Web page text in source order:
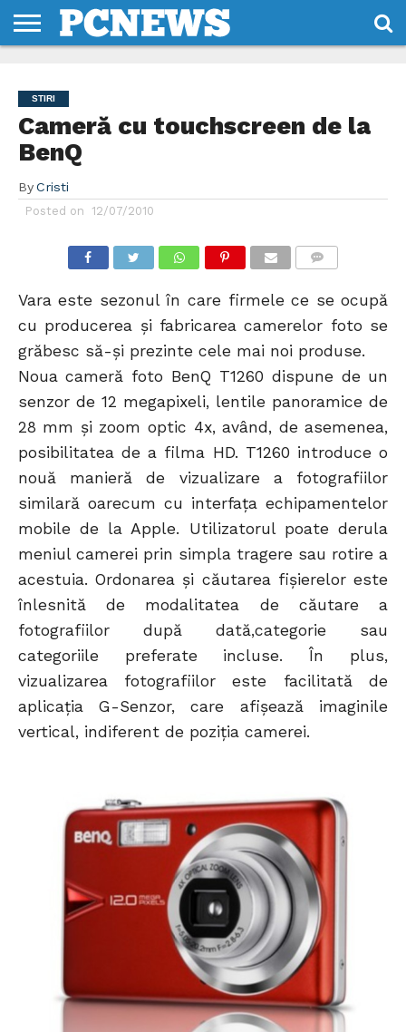
NOI
SI
CONDITII
STIRI
Cameră cu touchscreen de la
BenQ
By Cristi
Posted on 12/07/2010
Vara este sezonul în care firmele ce se ocupă
cu producerea și fabricarea camerelor foto se
grăbesc să-și prezinte cele mai noi produse.
Noua cameră foto BenQ T1260 dispune de un
senzor de 12 megapixeli, lentile panoramice de
28 mm şi zoom optic 4x, având, de asemenea,
posibilitatea de a filma HD. T1260 introduce o
nouă manieră de vizualizare a fotografiilor
similară oarecum cu interfața echipamentelor
mobile de la Apple. Utilizatorul poate derula
meniul camerei prin simpla tragere sau rotire a
acestuia. Ordonarea şi căutarea fişierelor este
înlesnită de modalitatea de căutare a
fotografiilor după dată,categorie sau
categoriile preferate incluse. În plus,
vizualizarea fotografiilor este facilitată de
aplicaţia G-Senzor, care afişează imaginile
vertical, indiferent de poziţia camerei.